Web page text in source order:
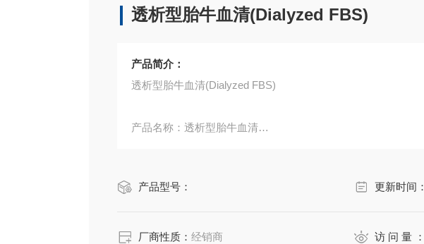
透析型胎牛血清(Dialyzed FBS)
产品简介：
透析型胎牛血清(Dialyzed FBS)
产品名称：透析型胎牛血清
产品型号： 更新时间：
厂商性质：经销商 访 问 量 ：